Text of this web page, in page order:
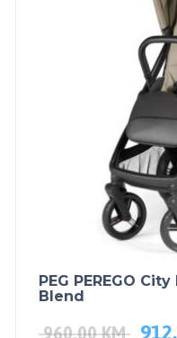
PEG PEREGO
Blend
960.00KM